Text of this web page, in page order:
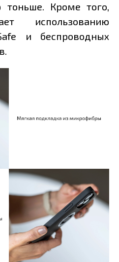
тоньше. Кроме того,
использованию
и беспроводных